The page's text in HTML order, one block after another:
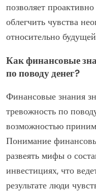
позволяет
облегчить чувства
относительно
Как финансовые
по поводу денег?
Финансовые знания
тревожность по
возможностью
Понимание
развеять мифы о
инвестициях, что
результате люди